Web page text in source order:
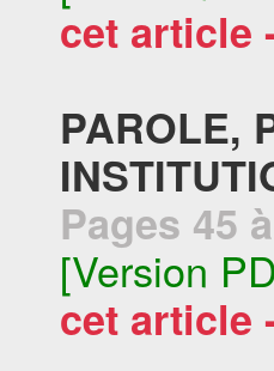
cet article
PAROLE,
Pages 45
[Version
cet article